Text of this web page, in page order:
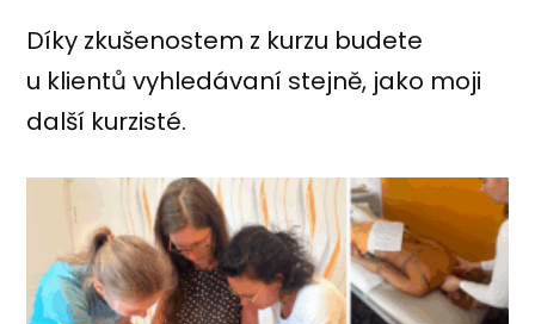
Díky zkušenostem z kurzu budete
u klientů vyhledávaní stejně, jako moji
další kurzisté.